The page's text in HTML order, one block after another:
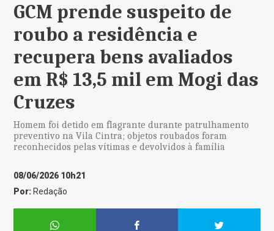
GCM prende suspeito de
roubo a residência e
recupera bens avaliados
em R$ 13,5 mil em Mogi das
Cruzes
Homem foi detido em flagrante durante patrulhamento
preventivo na Vila Cintra; objetos roubados foram
reconhecidos pelas vítimas e devolvidos à família
08/06/2026 10h21
Por: Redação